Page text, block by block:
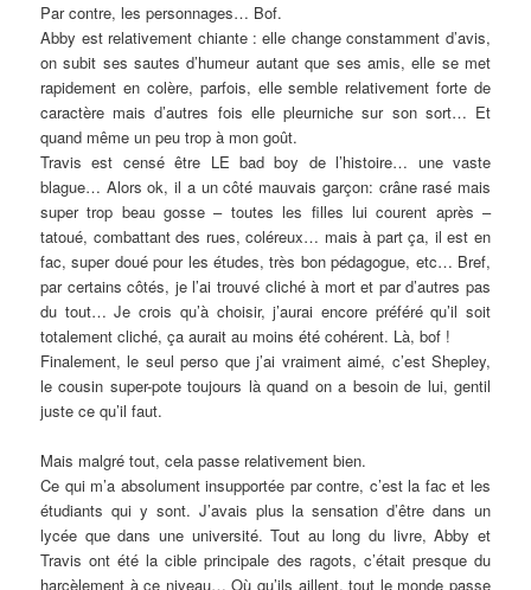
Par contre, les personnages… Bof.
Abby est relativement chiante : elle change constamment d’avis,
on subit ses sautes d’humeur autant que ses amis, elle se met
rapidement en colère, parfois, elle semble relativement forte de
caractère mais d’autres fois elle pleurniche sur son sort… Et
quand même un peu trop à mon goût.
Travis est censé être LE bad boy de l’histoire… une vaste
blague… Alors ok, il a un côté mauvais garçon: crâne rasé mais
super trop beau gosse – toutes les filles lui courent après –
tatoué, combattant des rues, coléreux… mais à part ça, il est en
fac, super doué pour les études, très bon pédagogue, etc… Bref,
par certains côtés, je l’ai trouvé cliché à mort et par d’autres pas
du tout… Je crois qu’à choisir, j’aurai encore préféré qu’il soit
totalement cliché, ça aurait au moins été cohérent. Là, bof !
Finalement, le seul perso que j’ai vraiment aimé, c’est Shepley,
le cousin super-pote toujours là quand on a besoin de lui, gentil
juste ce qu’il faut.
Mais malgré tout, cela passe relativement bien.
Ce qui m’a absolument insupportée par contre, c’est la fac et les
étudiants qui y sont. J’avais plus la sensation d’être dans un
lycée que dans une université. Tout au long du livre, Abby et
Travis ont été la cible principale des ragots, c’était presque du
harcèlement à ce niveau… Où qu’ils aillent, tout le monde passe